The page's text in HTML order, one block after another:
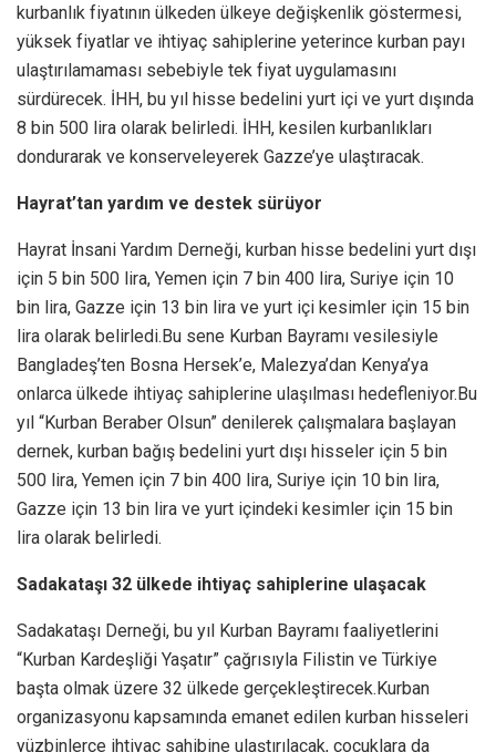
kurbanlık fiyatının ülkeden ülkeye değişkenlik göstermesi,
yüksek fiyatlar ve ihtiyaç sahiplerine yeterince kurban payı
ulaştırılamaması sebebiyle tek fiyat uygulamasını
sürdürecek. İHH, bu yıl hisse bedelini yurt içi ve yurt dışında
8 bin 500 lira olarak belirledi. İHH, kesilen kurbanlıkları
dondurarak ve konserveleyerek Gazze’ye ulaştıracak.
Hayrat’tan yardım ve destek sürüyor
Hayrat İnsani Yardım Derneği, kurban hisse bedelini yurt dışı
için 5 bin 500 lira, Yemen için 7 bin 400 lira, Suriye için 10
bin lira, Gazze için 13 bin lira ve yurt içi kesimler için 15 bin
lira olarak belirledi.Bu sene Kurban Bayramı vesilesiyle
Bangladeş’ten Bosna Hersek’e, Malezya’dan Kenya’ya
onlarca ülkede ihtiyaç sahiplerine ulaşılması hedefleniyor.Bu
yıl “Kurban Beraber Olsun” denilerek çalışmalara başlayan
dernek, kurban bağış bedelini yurt dışı hisseler için 5 bin
500 lira, Yemen için 7 bin 400 lira, Suriye için 10 bin lira,
Gazze için 13 bin lira ve yurt içindeki kesimler için 15 bin
lira olarak belirledi.
Sadakataşı 32 ülkede ihtiyaç sahiplerine ulaşacak
Sadakataşı Derneği, bu yıl Kurban Bayramı faaliyetlerini
“Kurban Kardeşliği Yaşatır” çağrısıyla Filistin ve Türkiye
başta olmak üzere 32 ülkede gerçekleştirecek.Kurban
organizasyonu kapsamında emanet edilen kurban hisseleri
yüzbinlerce ihtiyaç sahibine ulaştırılacak, çocuklara da